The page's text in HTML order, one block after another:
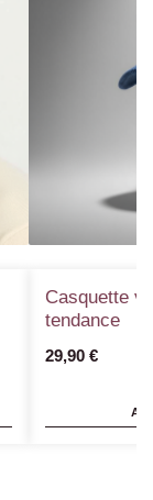
Casquette
tendance
29,90 €